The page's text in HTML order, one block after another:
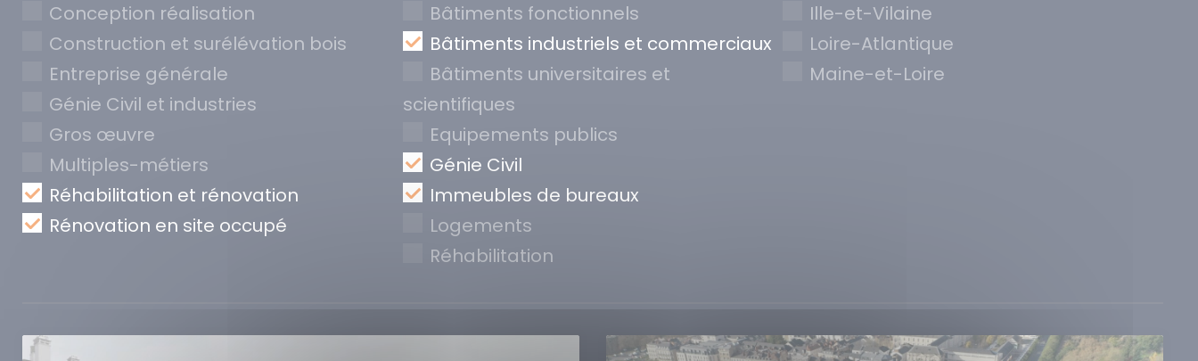
Conception réalisation
Construction et surélévation bois
Entreprise générale
Génie Civil et industries
Gros œuvre
Multiples-métiers
Réhabilitation et rénovation
Rénovation en site occupé
Bâtiments fonctionnels
Bâtiments industriels et commerciaux
Bâtiments universitaires et
scientifiques
Equipements publics
Génie Civil
Immeubles de bureaux
Logements
Réhabilitation
Ille-et-Vilaine
Loire-Atlantique
Maine-et-Loire